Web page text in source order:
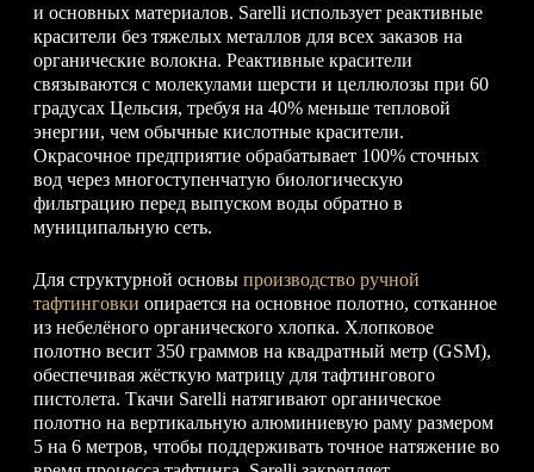
и основных материалов. Sarelli использует реактивные
красители без тяжелых металлов для всех заказов на
органические волокна. Реактивные красители
связываются с молекулами шерсти и целлюлозы при 60
градусах Цельсия, требуя на 40% меньше тепловой
энергии, чем обычные кислотные красители.
Окрасочное предприятие обрабатывает 100% сточных
вод через многоступенчатую биологическую
фильтрацию перед выпуском воды обратно в
муниципальную сеть.
Для структурной основыпроизводство ручной
тафтинговки опирается на основное полотно, сотканное
из небелёного органического хлопка. Хлопковое
полотно весит 350 граммов на квадратный метр (GSM),
обеспечивая жёсткую матрицу для тафтингового
пистолета. Ткачи Sarelli натягивают органическое
полотно на вертикальную алюминиевую раму размером
5 на 6 метров, чтобы поддерживать точное натяжение во